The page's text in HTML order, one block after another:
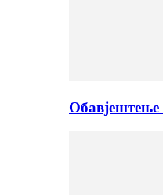
Обавјештење